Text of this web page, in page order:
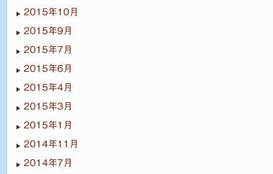
2015年10月
2015年9月
2015年7月
2015年6月
2015年4月
2015年3月
2015年1月
2014年11月
2014年7月